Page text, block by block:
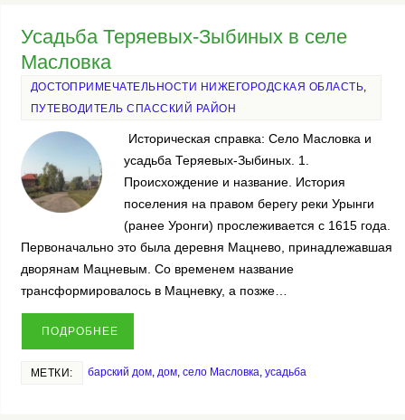
Усадьба Теряевых-Зыбиных в селе
Масловка
ДОСТОПРИМЕЧАТЕЛЬНОСТИ НИЖЕГОРОДСКАЯ ОБЛАСТЬ,
ПУТЕВОДИТЕЛЬ СПАССКИЙ РАЙОН
Историческая справка: Село Масловка и
усадьба Теряевых-Зыбиных. 1.
Происхождение и название. История
поселения на правом берегу реки Урынги
(ранее Уронги) прослеживается с 1615 года.
Первоначально это была деревня Мацнево, принадлежавшая
дворянам Мацневым. Со временем название
трансформировалось в Мацневку, а позже…
ПОДРОБНЕЕ
МЕТКИ: барский дом, дом, село Масловка, усадьба